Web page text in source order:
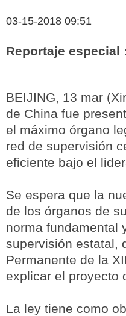
03-15-2018 09:51
Reportaje
BEIJING, 13 mar
de China fue
el máximo órgano
red de supervisión
eficiente bajo el
Se espera que la
de los órganos de
norma fundamental
supervisión estatal,
Permanente de la
explicar el proyecto
La ley tiene como